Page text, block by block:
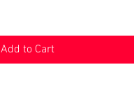
Add to Cart